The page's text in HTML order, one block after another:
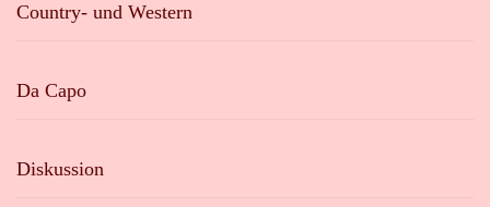
Country- und Western
Da Capo
Diskussion